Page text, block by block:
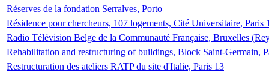
Réserves de la fondation Serralves, Porto
Résidence pour chercheurs, 107 logements, Cité Universitaire, Paris
Radio Télévision Belge de la Communauté Française, Bruxelles
Rehabilitation and restructuring of buildings, Block Saint-Germain,
Restructuration des ateliers RATP du site d'Italie, Paris 13